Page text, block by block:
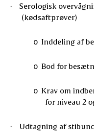
·
Serologisk
(kødsaftprøver)
o Inddeling af
o Bod for
o Krav om
for niveau 2
· Udtagning af